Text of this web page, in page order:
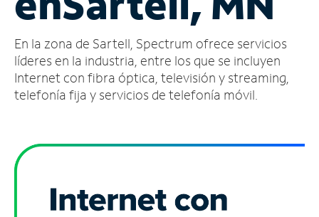
cuenta
Encuentra
una
tienda
En la zona de Sartell, Spectrum ofrece servicios
líderes en la industria, entre los que se incluyen
Internet con fibra óptica, televisión y streaming,
telefonía fija y servicios de telefonía móvil.